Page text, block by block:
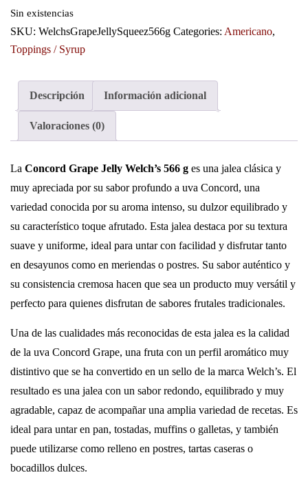
Sin existencias
SKU: WelchsGrapeJellySqueez566g Categories: Americano,
Toppings / Syrup
Descripción Información adicional
Valoraciones (0)
La Concord Grape Jelly Welch’s 566 g es una jalea clásica y
muy apreciada por su sabor profundo a uva Concord, una
variedad conocida por su aroma intenso, su dulzor equilibrado y
su característico toque afrutado. Esta jalea destaca por su textura
suave y uniforme, ideal para untar con facilidad y disfrutar tanto
en desayunos como en meriendas o postres. Su sabor auténtico y
su consistencia cremosa hacen que sea un producto muy versátil y
perfecto para quienes disfrutan de sabores frutales tradicionales.
Una de las cualidades más reconocidas de esta jalea es la calidad
de la uva Concord Grape, una fruta con un perfil aromático muy
distintivo que se ha convertido en un sello de la marca Welch’s. El
resultado es una jalea con un sabor redondo, equilibrado y muy
agradable, capaz de acompañar una amplia variedad de recetas. Es
ideal para untar en pan, tostadas, muffins o galletas, y también
puede utilizarse como relleno en postres, tartas caseras o
bocadillos dulces.